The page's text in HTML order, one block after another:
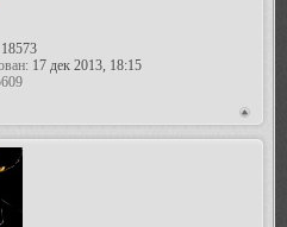
17 дек 2013, 18:15